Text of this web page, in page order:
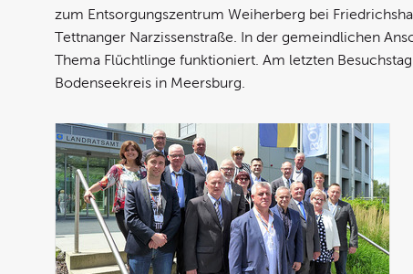
zum Entsorgungszentrum Weiherberg bei
Tettnanger Narzissenstraße. In der gemeindlichen
Thema Flüchtlinge funktioniert. Am letzten
Bodenseekreis in Meersburg.